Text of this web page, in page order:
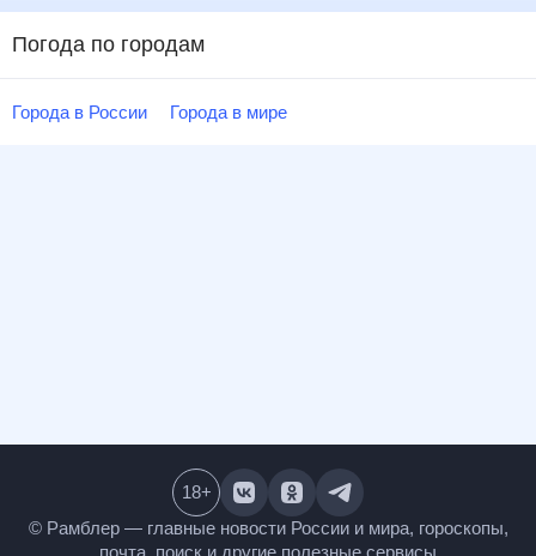
Погода по городам
Города в России Города в мире
© Рамблер — главные новости России и мира,
18+